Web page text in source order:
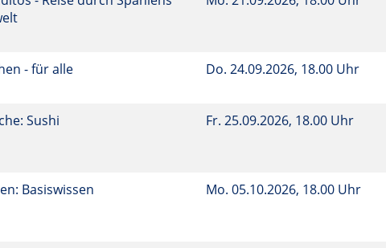
- für alle Do. 24.09.2026, 18.00 Uhr
Sushi Fr. 25.09.2026, 18.00 Uhr
Basiswissen Mo. 05.10.2026, 18.00 Uhr